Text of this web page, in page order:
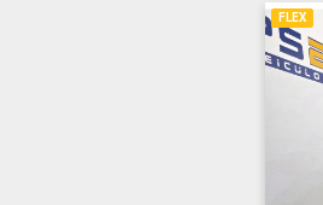
FLEX